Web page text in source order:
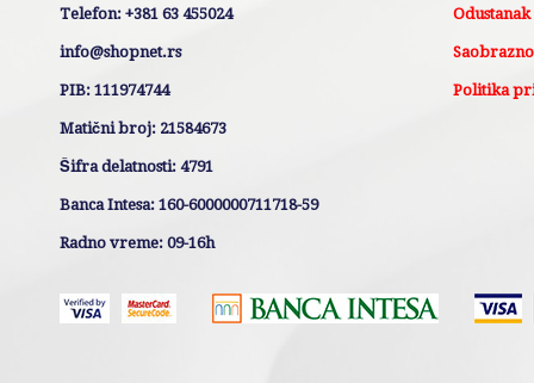
Telefon: +381 63 455024
info@shopnet.rs
PIB: 111974744
Matični broj: 21584673
Šifra delatnosti: 4791
Banca Intesa: 160-6000000711718-59
Radno vreme: 09-16h
Politika